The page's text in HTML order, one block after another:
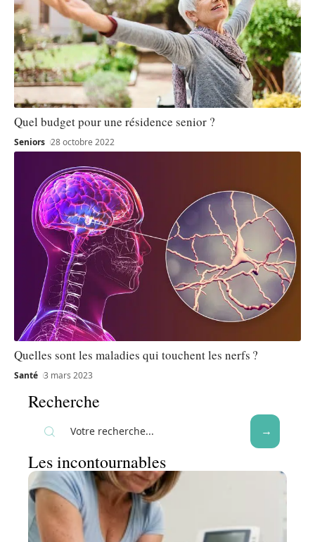
Quel budget pour une résidence senior ?
Seniors 28 octobre 2022
Quelles sont les maladies qui touchent les nerfs ?
Santé 3 mars 2023
Recherche
Les incontournables